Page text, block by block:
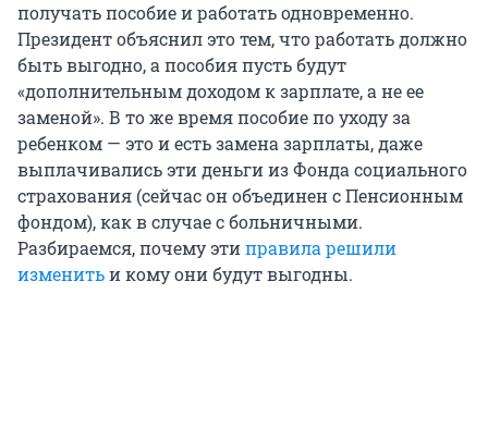
получать пособие и работать одновременно.
Президент объяснил это тем, что работать должно
быть выгодно, а пособия пусть будут
«дополнительным доходом к зарплате, а не ее
заменой». В то же время пособие по уходу за
ребенком — это и есть замена зарплаты, даже
выплачивались эти деньги из Фонда социального
страхования (сейчас он объединен с Пенсионным
фондом), как в случае с больничными.
Разбираемся, почему этиправила решили
изменитьи кому они будут выгодны.